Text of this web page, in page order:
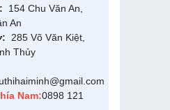
154 Chu Văn An,
An
285 Võ Văn Kiệt,
Thủy
Nam:0898 121